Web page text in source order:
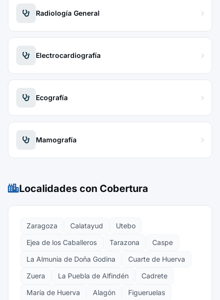
Radiología General
Electrocardiografía
Ecografía
Mamografía
Localidades con Cobertura
Zaragoza Calatayud
Utebo
Ejea de los Caballeros
Tarazona
Caspe
La Almunia de Doña Godina
Cuarte de Huerva
Zuera
La Puebla de Alfindén
Cadrete
María de Huerva
Alagón
Figueruelas